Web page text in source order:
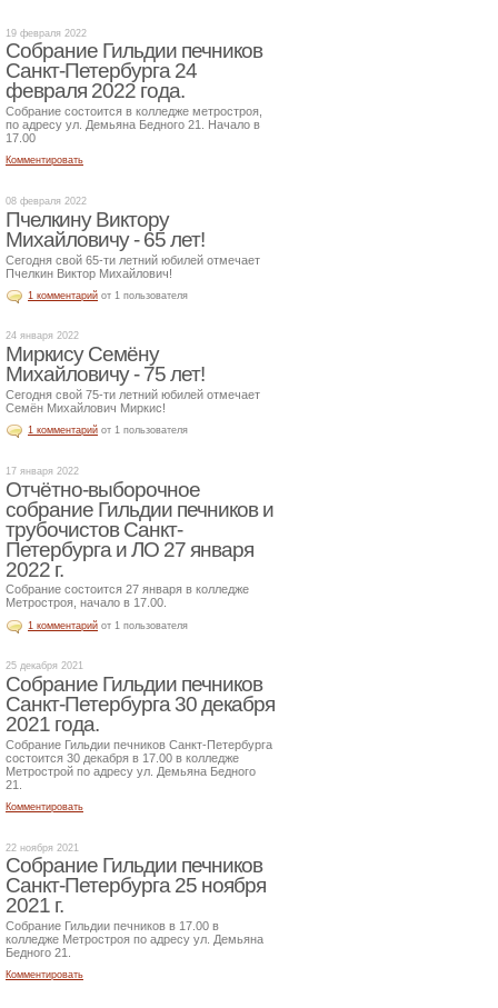
19 февраля 2022
Собрание Гильдии печников
Санкт-Петербурга 24
февраля 2022 года.
Собрание состоится в колледже метростроя,
по адресу ул. Демьяна Бедного 21. Начало в
17.00
Комментировать
08 февраля 2022
Пчелкину Виктору
Михайловичу - 65 лет!
Сегодня свой 65-ти летний юбилей отмечает
Пчелкин Виктор Михайлович!
1 комментарий от 1 пользователя
24 января 2022
Миркису Семёну
Михайловичу - 75 лет!
Сегодня свой 75-ти летний юбилей отмечает
Семён Михайлович Миркис!
1 комментарий от 1 пользователя
17 января 2022
Отчётно-выборочное
собрание Гильдии печников и
трубочистов Санкт-
Петербурга и ЛО 27 января
2022 г.
Собрание состоится 27 января в колледже
Метростроя, начало в 17.00.
1 комментарий от 1 пользователя
25 декабря 2021
Собрание Гильдии печников
Санкт-Петербурга 30 декабря
2021 года.
Собрание Гильдии печников Санкт-Петербурга
состоится 30 декабря в 17.00 в колледже
Метрострой по адресу ул. Демьяна Бедного
21.
Комментировать
22 ноября 2021
Собрание Гильдии печников
Санкт-Петербурга 25 ноября
2021 г.
Собрание Гильдии печников в 17.00 в
колледже Метростроя по адресу ул. Демьяна
Бедного 21.
Комментировать